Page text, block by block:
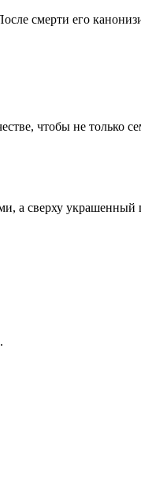
смерти его
чтобы не только
а сверху украшенный